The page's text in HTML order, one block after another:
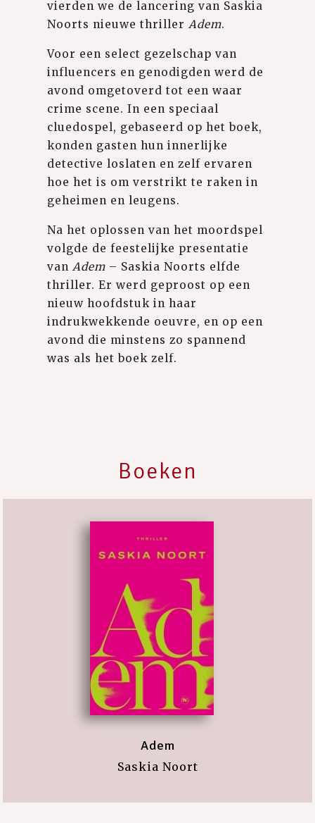
vierden we de lancering van Saskia
Noorts nieuwe thriller Adem.
Voor een select gezelschap van
influencers en genodigden werd de
avond omgetoverd tot een waar
crime scene. In een speciaal
cluedospel, gebaseerd op het boek,
konden gasten hun innerlijke
detective loslaten en zelf ervaren
hoe het is om verstrikt te raken in
geheimen en leugens.
Na het oplossen van het moordspel
volgde de feestelijke presentatie
van Adem – Saskia Noorts elfde
thriller. Er werd geproost op een
nieuw hoofdstuk in haar
indrukwekkende oeuvre, en op een
avond die minstens zo spannend
was als het boek zelf.
Boeken
Adem
Saskia Noort